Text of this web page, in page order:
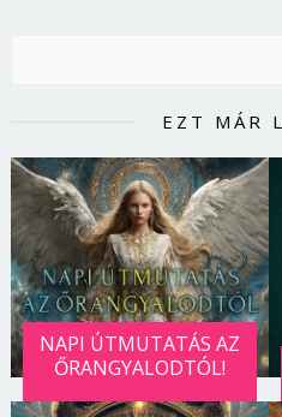
EZT MÁR
NAPI ÚTMUTATÁS AZ
ŐRANGYALODTÓL!
Borsonline
E-mail cím vagy